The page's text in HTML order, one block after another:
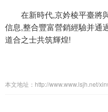
在新時代,京妗棱平臺將
信息,整合豐富營銷經驗并通
道合之士共筑輝煌!
本文地址：http://www.www.lsjh.net/